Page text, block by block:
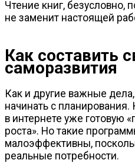
Чтение книг, безусловно,
не заменит настоящей
Как составить
саморазвития
Как и другие важные
начинать с
в интернете уже готовую
роста». Но такие
малоэффективны,
реальные потребности.